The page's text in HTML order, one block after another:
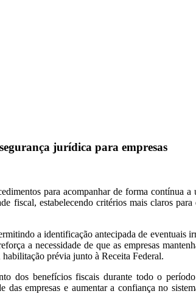
jurídica para empresas
para acompanhar de forma contínua
fiscal, estabelecendo critérios mais claros
a identificação antecipada de eventuais
a necessidade de que as empresas
prévia junto à Receita Federal.
dos benefícios fiscais durante todo o
empresas e aumentar a confiança no